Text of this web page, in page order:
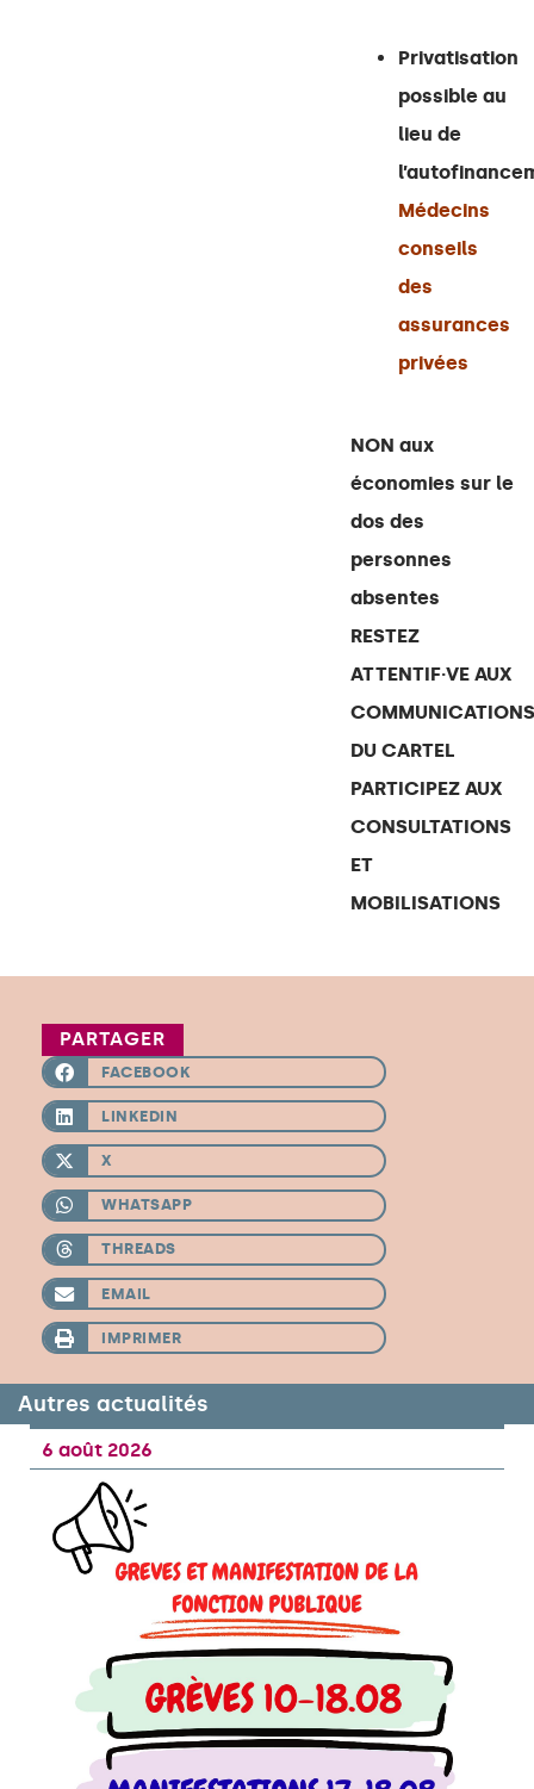
Privatisation
possible au
lieu de
Médecins
conseils
des
assurances
privées
NON aux
économies sur le
dos des
personnes
absentes
RESTEZ
ATTENTIF·VE AUX
COMMUNICATIONS
DU CARTEL
PARTICIPEZ AUX
CONSULTATIONS
ET
MOBILISATIONS
PARTAGER
FACEBOOK
LINKEDIN
X
WHATSAPP
THREADS
EMAIL
IMPRIMER
Autres actualités
6 août 2026